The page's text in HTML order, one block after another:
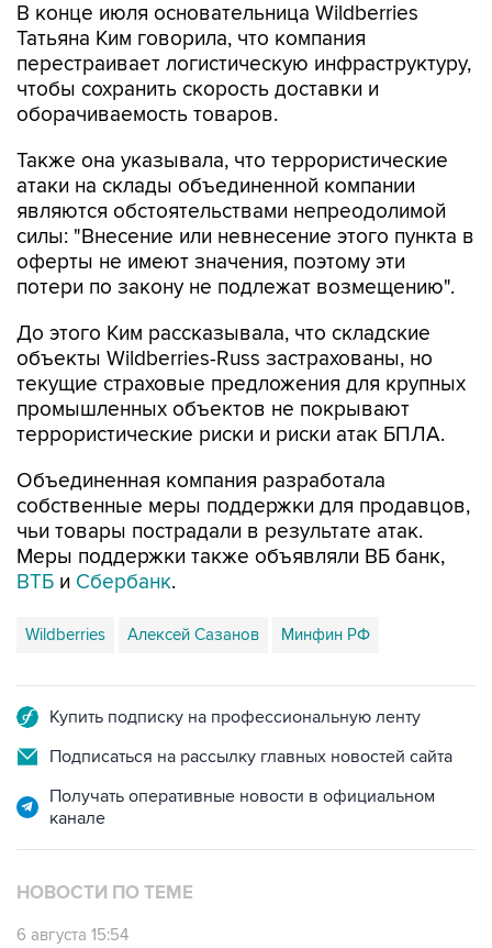
В конце июля основательница Wildberries
Татьяна Ким говорила, что компания
перестраивает логистическую инфраструктуру,
чтобы сохранить скорость доставки и
оборачиваемость товаров.
Также она указывала, что террористические
атаки на склады объединенной компании
являются обстоятельствами непреодолимой
силы: "Внесение или невнесение этого пункта в
оферты не имеют значения, поэтому эти
потери по закону не подлежат возмещению".
До этого Ким рассказывала, что складские
объекты Wildberries-Russ застрахованы, но
текущие страховые предложения для крупных
промышленных объектов не покрывают
террористические риски и риски атак БПЛА.
Объединенная компания разработала
собственные меры поддержки для продавцов,
чьи товары пострадали в результате атак.
Меры поддержки также объявляли ВБ банк,
ВТБ и Сбербанк.
Wildberries Алексей Сазанов Минфин РФ
Купить подписку на профессиональную ленту
Подписаться на рассылку главных новостей сайта
Получать оперативные новости в официальном
канале
НОВОСТИ ПО ТЕМЕ
6 августа 15:54